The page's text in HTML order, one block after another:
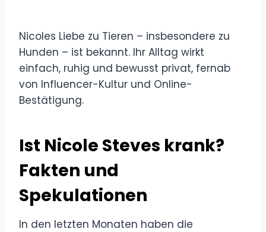
Nicoles Liebe zu Tieren – insbesondere zu
Hunden – ist bekannt. Ihr Alltag wirkt
einfach, ruhig und bewusst privat, fernab
von Influencer-Kultur und Online-
Bestätigung.
Ist Nicole Steves krank?
Fakten und
Spekulationen
In den letzten Monaten haben die